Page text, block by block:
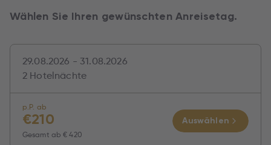
Wählen Sie Ihren gewünschten Anreisetag.
29.08.2026 - 31.08.2026
2 Hotelnächte
p.P. ab
€210
Gesamt ab€ 420
Auswählen